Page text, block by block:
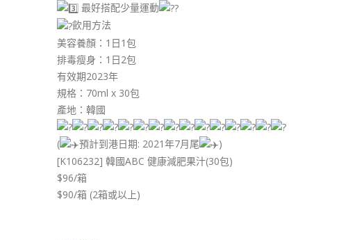
最好搭配少量運動
飲用方法
美容養顏：1日1包
排毒瘦身：1日2包
有效期2023年
規格：70ml x 30包
產地：韓國
( 預計到港日期: 2021年7月尾
)
[K106232] 韓國ABC 健康減肥果汁(30包)
$96/箱
$90/箱 (2箱或以上)